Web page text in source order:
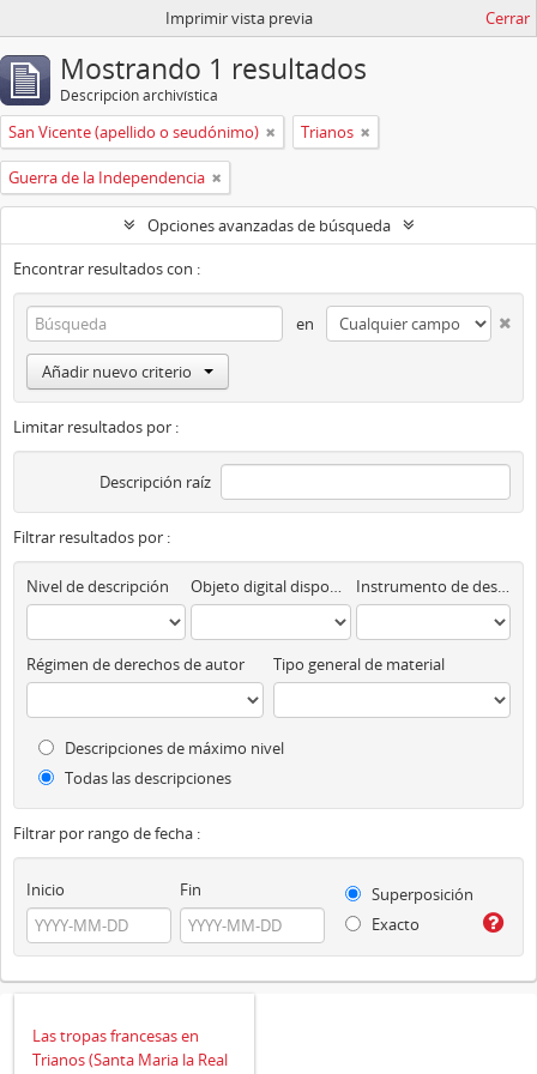
Imprimir vista previa Cerrar
Mostrando 1 resultados
Descripción archivística
San Vicente (apellido o seudónimo) Trianos
Guerra de la Independencia
Opciones avanzadas de búsqueda
Encontrar resultados con :
en
Añadir nuevo criterio
Limitar resultados por :
Descripción raíz
Filtrar resultados por :
Nivel de descripción Objeto digital disponibles Instrumento de descripción
Régimen de derechos de autor Tipo general de material
Descripciones de máximo nivel
Todas las descripciones
Filtrar por rango de fecha :
Inicio Fin
Superposición
Exacto
Las tropas francesas en
Trianos (Santa Maria la Real